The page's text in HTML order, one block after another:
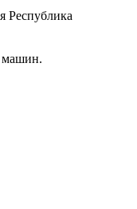
Республика
машин.